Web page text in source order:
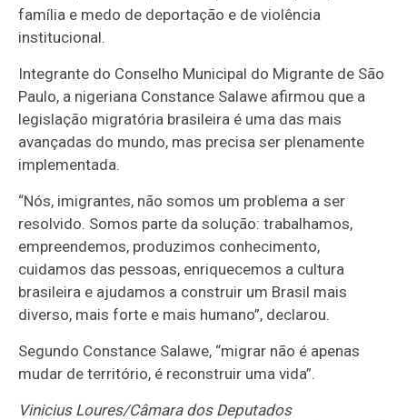
família e medo de deportação e de violência
institucional.
Integrante do Conselho Municipal do Migrante de São
Paulo, a nigeriana Constance Salawe afirmou que a
legislação migratória brasileira é uma das mais
avançadas do mundo, mas precisa ser plenamente
implementada.
“Nós, imigrantes, não somos um problema a ser
resolvido. Somos parte da solução: trabalhamos,
empreendemos, produzimos conhecimento,
cuidamos das pessoas, enriquecemos a cultura
brasileira e ajudamos a construir um Brasil mais
diverso, mais forte e mais humano”, declarou.
Segundo Constance Salawe, “migrar não é apenas
mudar de território, é reconstruir uma vida”.
Vinicius Loures/Câmara dos Deputados